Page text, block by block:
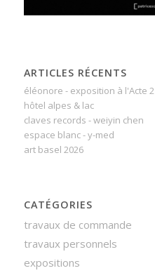
ARTICLES RÉCENTS
éléonore - exposition à l'Acte 2
hôtel alpes & lac
claves records - weiyin chen
espace blanc - y-med
art basel 2026
CATÉGORIES
travaux de commande
travaux personnels
expositions